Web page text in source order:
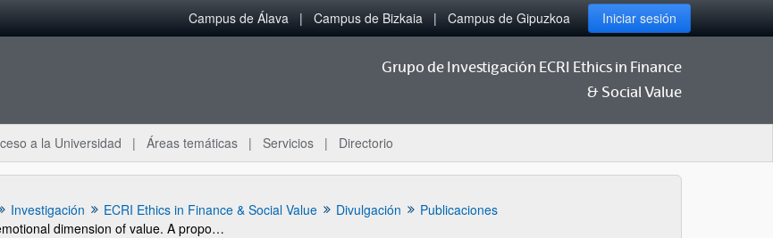
Campus de Álava Campus de Bizkaia Campus de Gipuzkoa Iniciar sesión
Grupo de Investigación ECRI Ethics in Finance
& Social Value
a la Universidad Áreas temáticas Servicios Directorio
Investigación ECRI Ethics in Finance & Social Value Divulgación
Publicaciones
The emotional dimension of value. A proposal for its quantitative measurement